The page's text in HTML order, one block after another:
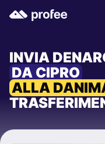
INVIA
DA CIPRO
ALLA